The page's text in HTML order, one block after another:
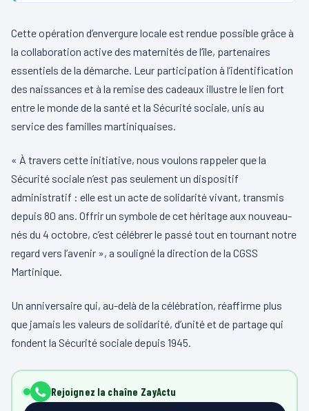
Cette opération d’envergure locale est rendue possible grâce à
la collaboration active des maternités de l’île, partenaires
essentiels de la démarche. Leur participation à l’identification
des naissances et à la remise des cadeaux illustre le lien fort
entre le monde de la santé et la Sécurité sociale, unis au
service des familles martiniquaises.
« À travers cette initiative, nous voulons rappeler que la
Sécurité sociale n’est pas seulement un dispositif
administratif : elle est un acte de solidarité vivant, transmis
depuis 80 ans. Offrir un symbole de cet héritage aux nouveau-
nés du 4 octobre, c’est célébrer le passé tout en tournant notre
regard vers l’avenir », a souligné la direction de la CGSS
Martinique.
Un anniversaire qui, au-delà de la célébration, réaffirme plus
que jamais les valeurs de solidarité, d’unité et de partage qui
fondent la Sécurité sociale depuis 1945.
Rejoignez la chaîne ZayActu